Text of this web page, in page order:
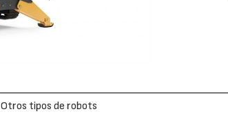
Otros tipos de robots